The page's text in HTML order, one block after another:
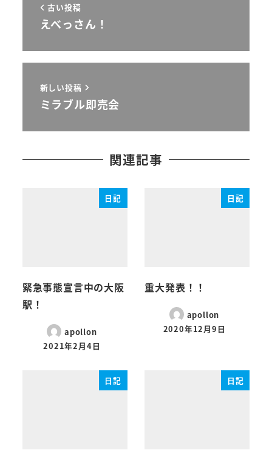
古い投稿
えべっさん！
新しい投稿
ミラブル即売会
関連記事
日記
緊急事態宣言中の大阪
駅！
apollon
2021年2月4日
日記
重大発表！！
apollon
2020年12月9日
日記 日記